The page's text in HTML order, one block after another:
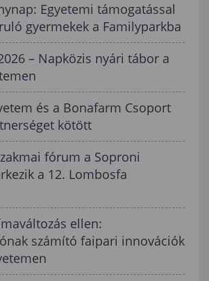
Egyetemi támogatással
gyermekek a Familyparkba
– Napközis nyári tábor a
és a Bonafarm Csoport
kötött
fórum a Soproni
a 12. Lombosfa
ellen:
számító faipari innovációk